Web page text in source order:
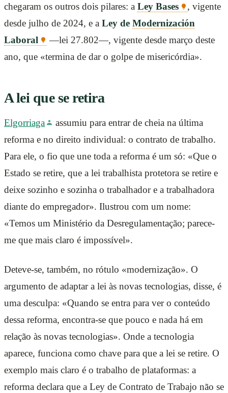
chegaram os outros dois pilares: a Ley Bases
, vigente
desde julho de 2024, e a Ley de Modernización
Laboral
—lei 27.802—, vigente desde março deste
ano, que «termina de dar o golpe de misericórdia».
A lei que se retira
Elgorriaga
assumiu para entrar de cheia na última
reforma e no direito individual: o contrato de trabalho.
Para ele, o fio que une toda a reforma é um só: «Que o
Estado se retire, que a lei trabalhista protetora se retire e
deixe sozinho e sozinha o trabalhador e a trabalhadora
diante do empregador». Ilustrou com um nome:
«Temos um Ministério da Desregulamentação; parece-
me que mais claro é impossível».
Deteve-se, também, no rótulo «modernização». O
argumento de adaptar a lei às novas tecnologias, disse, é
uma desculpa: «Quando se entra para ver o conteúdo
dessa reforma, encontra-se que pouco e nada há em
relação às novas tecnologias». Onde a tecnologia
aparece, funciona como chave para que a lei se retire. O
exemplo mais claro é o trabalho de plataformas: a
reforma declara que a Ley de Contrato de Trabajo não se